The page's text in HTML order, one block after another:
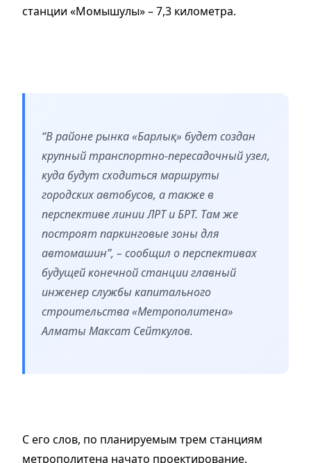
станции «Момышулы» – 7,3 километра.
“В районе рынка «Барлық» будет создан
крупный транспортно-пересадочный узел,
куда будут сходиться маршруты
городских автобусов, а также в
перспективе линии ЛРТ и БРТ. Там же
построят паркинговые зоны для
автомашин”, – сообщил о перспективах
будущей конечной станции главный
инженер службы капитального
строительства «Метрополитена»
Алматы Максат Сейткулов.
С его слов, по планируемым трем станциям
метрополитена начато проектирование.